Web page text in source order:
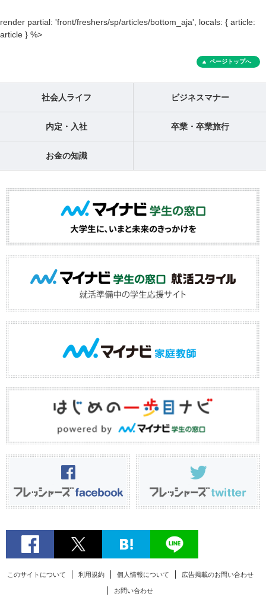
render partial: 'front/freshers/sp/articles/bottom_aja', locals: { article:
article } %>
ページトップへ
社会人ライフ ビジネスマナー
内定・入社 卒業・卒業旅行
お金の知識
このサイトについて 利用規約 個人情報について 広告掲載のお問い合わせ
お問い合わせ